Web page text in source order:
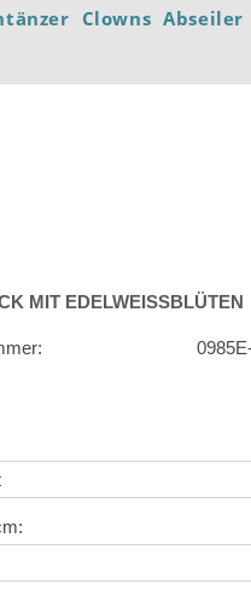
Clowns Abseiler
MIT EDELWEISSBLÜTEN